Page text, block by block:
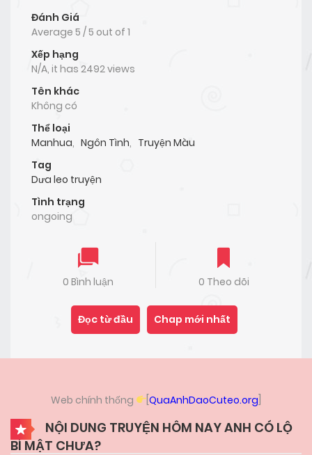
Đánh Giá
Average 5 /5 out of 1
Xếp hạng
N/A, it has 2492 views
Tên khác
Không có
Thể loại
Manhua, Ngôn Tình, Truyện Màu
Tag
Dưa leo truyện
Tình trạng
ongoing
0 Bình luận 0 Theo dõi
Đọc từ đầu Chap mới nhất
Web chính thống [QuaAnhDaoCuteo.org
NỘI DUNG TRUYỆN HÔM NAY ANH CÓ LỘ
BÍ MẬT CHƯA?